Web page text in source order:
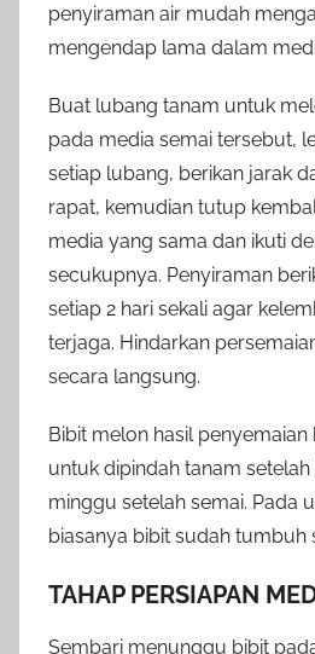
penyiraman air mudah
mengendap lama dalam
Buat lubang tanam untuk
pada media semai tersebut,
setiap lubang, berikan jarak
rapat, kemudian tutup
media yang sama dan ikuti
secukupnya. Penyiraman
setiap 2 hari sekali agar
terjaga. Hindarkan
secara langsung.
Bibit melon hasil penyemaian
untuk dipindah tanam
minggu setelah semai. Pada
biasanya bibit sudah tumbuh
TAHAP PERSIAPAN
Sembari menunggu bibit